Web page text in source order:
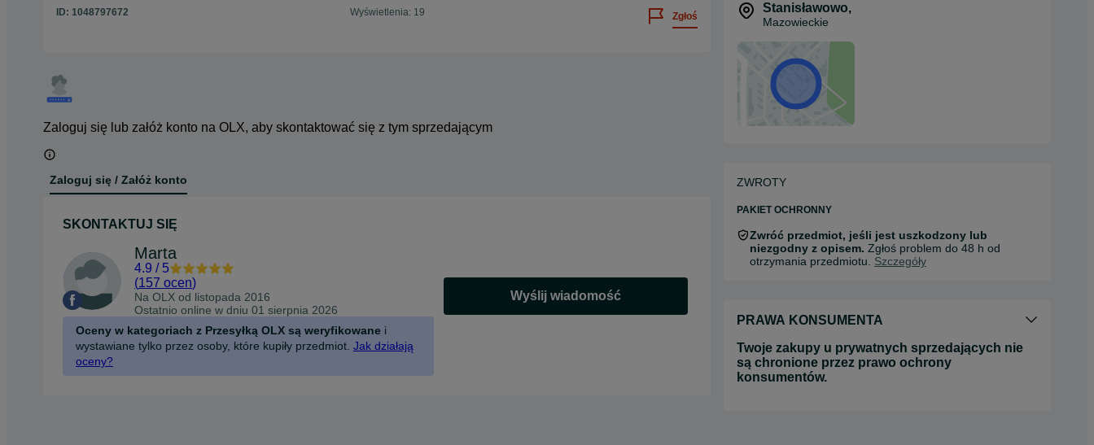
ID: 1048797672 Wyświetlenia: 19 Zgłoś
Zaloguj się lub załóż konto na OLX, aby skontaktować się z tym sprzedającym
Zaloguj się / Załóż konto
SKONTAKTUJ SIĘ
Marta
4.9 / 5
(157 ocen)
Na OLX od listopada 2016
Ostatnio online w dniu 01 sierpnia 2026
Oceny w kategoriach z Przesyłką OLX są weryfikowane i
wystawiane tylko przez osoby, które kupiły przedmiot. Jak działają
oceny?
Wyślij wiadomość
Stanisławowo,
Mazowieckie
ZWROTY
PAKIET OCHRONNY
Zwróć przedmiot, jeśli jest uszkodzony lub
niezgodny z opisem. Zgłoś problem do 48 h od
otrzymania przedmiotu. Szczegóły
PRAWA KONSUMENTA
Twoje zakupy u prywatnych sprzedających nie
są chronione przez prawo ochrony
konsumentów.